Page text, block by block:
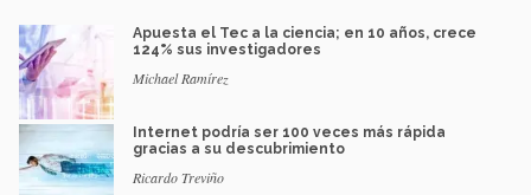
Apuesta el Tec a la ciencia; en 10 años, crece
124% sus investigadores
Michael Ramírez
Internet podría ser 100 veces más rápida
gracias a su descubrimiento
Ricardo Treviño